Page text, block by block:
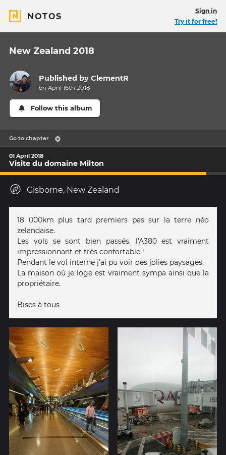
NOTOS
Sign in
Try it for free!
New Zealand 2018
Published byClementR
on April 16th 2018
Follow this album
Go to chapter
01 April 2018
Visite du domaine Milton
Gisborne, New Zealand
18 000km plus tard premiers pas sur la terre néo
zelandaise.
Les vols se sont bien passés, l'A380 est vraiment
impressionnant et très confortable !
Pendant le vol interne j'ai pu voir des jolies paysages.
La maison où je loge est vraiment sympa ainsi que la
propriétaire.
Bises à tous